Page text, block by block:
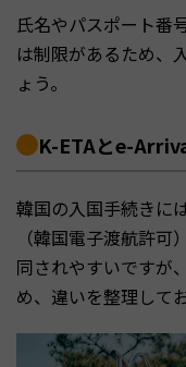
氏名やパスポート番
は制限があるため、
ょう。
K-ETAとe-
韓国の入国手続きに
（韓国電子渡航許
同されやすいですが
め、違いを整理して